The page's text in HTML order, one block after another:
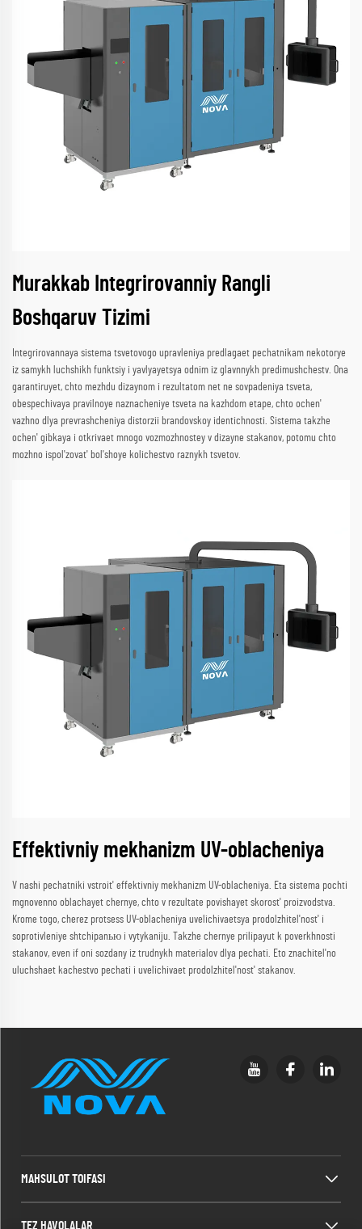
Murakkab Integrirovanniy Rangli
Boshqaruv Tizimi
Integrirovannaya sistema tsvetovogo upravleniya predlagaet pechatnikam nekotorye
iz samykh luchshikh funktsiy i yavlyayetsya odnim iz glavnnykh predimushchestv. Ona
garantiruyet, chto mezhdu dizaynom i rezultatom net ne sovpadeniya tsveta,
obespechivaya pravilnoye naznacheniye tsveta na kazhdom etape, chto ochen'
vazhno dlya prevrashcheniya distorzii brandovskoy identichnosti. Sistema takzhe
ochen' gibkaya i otkrivaet mnogo vozmozhnostey v dizayne stakanov, potomu chto
mozhno ispol'zovat' bol'shoye kolichestvo raznykh tsvetov.
Effektivniy mekhanizm UV-oblacheniya
V nashi pechatniki vstroit' effektivniy mekhanizm UV-oblacheniya. Eta sistema pochti
mgnovenno oblachayet chernye, chto v rezultate povishayet skorost' proizvodstva.
Krome togo, cherez protsess UV-oblacheniya uvelichivaetsya prodolzhitel'nost' i
soprotivleniye shtchipanью i vytykaniju. Takzhe chernye prilipayut k poverkhnosti
stakanov, even if oni sozdany iz trudnykh materialov dlya pechati. Eto znachitel'no
uluchshaet kachestvo pechati i uvelichivaet prodolzhitel'nost' stakanov.
MAHSULOT TOIFASI
TEZ HAVOLALAR